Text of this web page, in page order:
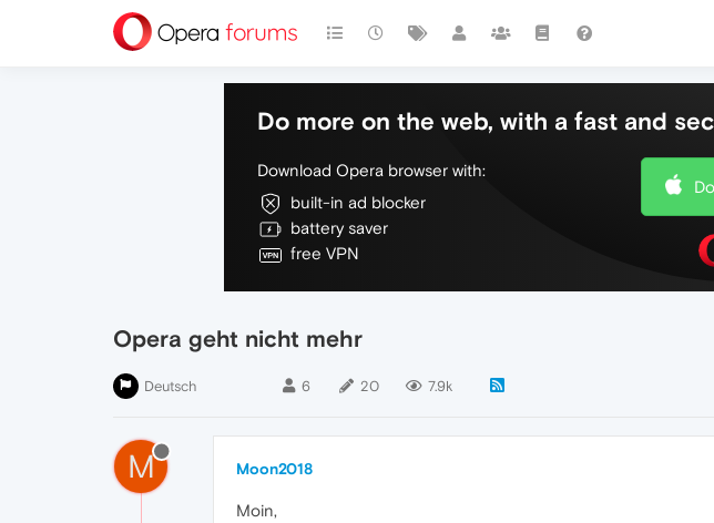
Do more on the web, with a fast and
Download Opera browser with:
built-in ad blocker
battery saver
free VPN
Opera geht nicht mehr
Deutsch 6 20 7.9k
M Moon2018
Moin,